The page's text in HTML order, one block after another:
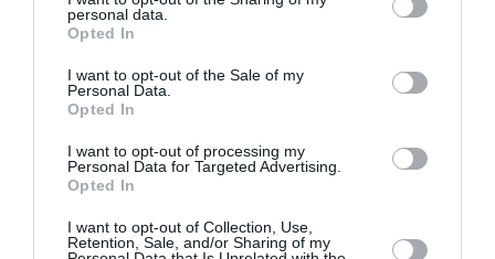
personal data.
Opted In
I want to opt-out of the Sale of my
Personal Data.
Opted In
I want to opt-out of processing my
Personal Data for Targeted Advertising.
Opted In
I want to opt-out of Collection, Use,
Retention, Sale, and/or Sharing of my